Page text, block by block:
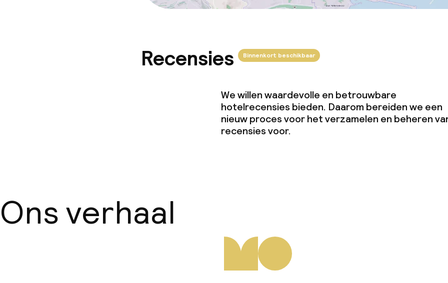
Recensies Binnenkort beschikbaar
We willen waardevolle en betrouwbare
hotelrecensies bieden. Daarom bereiden we een
nieuw proces voor het verzamelen en beheren
recensies voor.
Ons verhaal